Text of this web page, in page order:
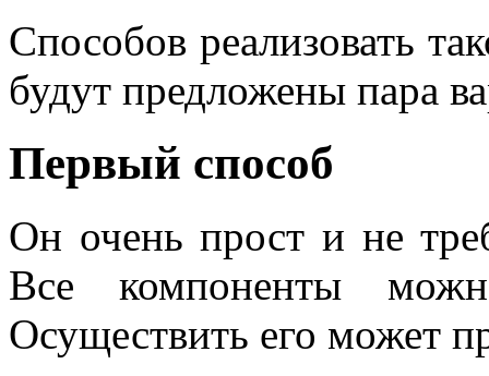
Способов реализовать
будут предложены пара
Первый способ
Он очень прост и не
Все компоненты
Осуществить его может